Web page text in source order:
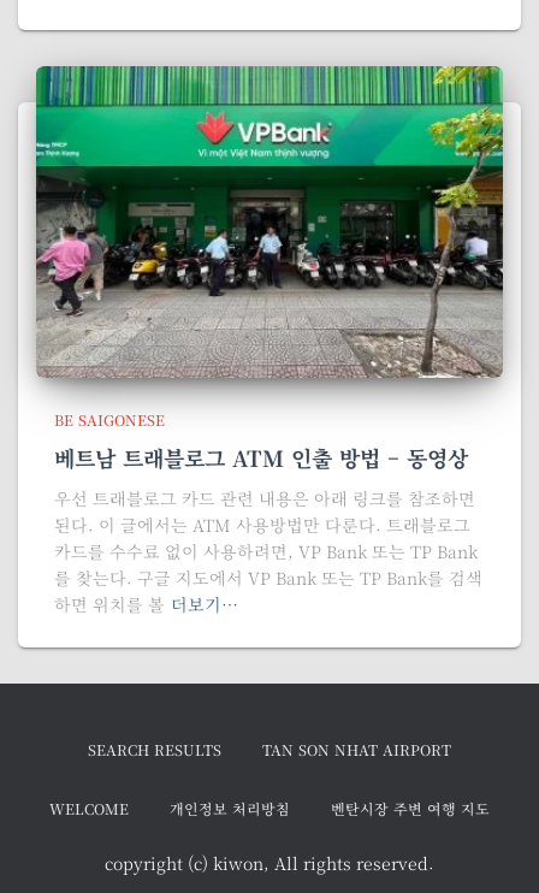
BE SAIGONESE
베트남 트래블로그 ATM 인출 방법 – 동영상
우선 트래블로그 카드 관련 내용은 아래 링크를 참조하면
된다. 이 글에서는 ATM 사용방법만 다룬다. 트래블로그
카드를 수수료 없이 사용하려면, VP Bank 또는 TP Bank
를 찾는다. 구글 지도에서 VP Bank 또는 TP Bank를 검색
하면 위치를 볼 더보기…
SEARCH RESULTS TAN SON NHAT AIRPORT
WELCOME 개인정보 처리방침 벤탄시장 주변 여행 지도
copyright (c) kiwon, All rights reserved.